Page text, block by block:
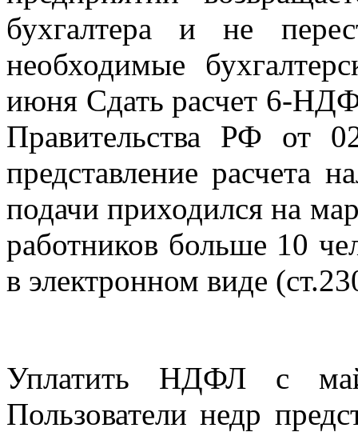
бухгалтера и не
необходимые
июня Сдать расчет 6-
Правительства РФ от
представление расчета
подачи приходился на
работников больше 10
в электронном виде
Уплатить НДФЛ с
Пользователи недр